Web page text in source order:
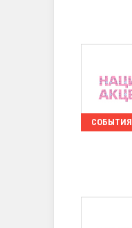
СОБЫТИЯ